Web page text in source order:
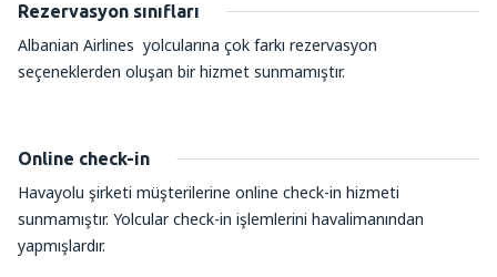
Rezervasyon sınıfları
Albanian Airlines yolcularına çok farkı rezervasyon
seçeneklerden oluşan bir hizmet sunmamıştır.
Online check-in
Havayolu şirketi müşterilerine online check-in hizmeti
sunmamıştır. Yolcular check-in işlemlerini havalimanından
yapmışlardır.